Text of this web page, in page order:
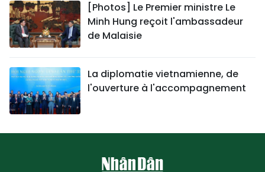
[Photos] Le Premier ministre Le
Minh Hung reçoit l'ambassadeur
de Malaisie
La diplomatie vietnamienne, de
l'ouverture à l'accompagnement